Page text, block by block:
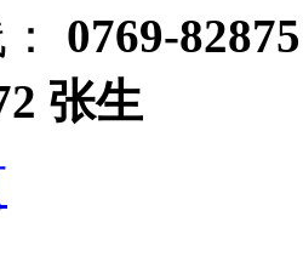
0769-
张生